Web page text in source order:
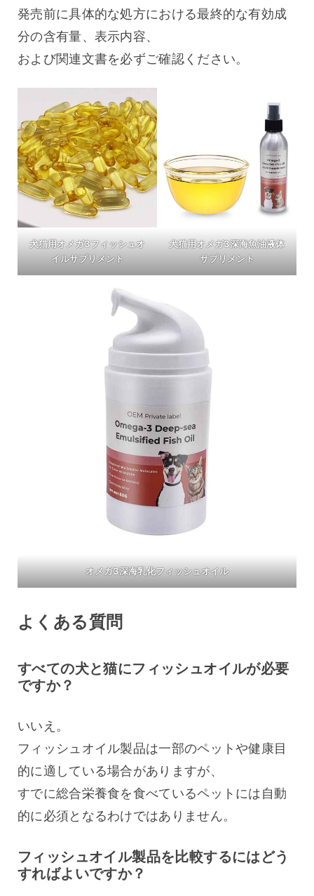
発売前に具体的な処方における最終的な有効成
分の含有量、表示内容、
および関連文書を必ずご確認ください。
犬猫用オメガ3フィッシュオ
イルサプリメント
犬猫用オメガ3深海魚油液体
サプリメント
オメガ3深海乳化フィッシュオイル
よくある質問
すべての犬と猫にフィッシュオイルが必要
ですか？
いいえ。
フィッシュオイル製品は一部のペットや健康目
的に適している場合がありますが、
すでに総合栄養食を食べているペットには自動
的に必須となるわけではありません。
フィッシュオイル製品を比較するにはどう
すればよいですか？